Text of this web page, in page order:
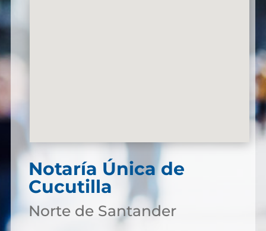
Notaría Única de
Cucutilla
Norte de Santander